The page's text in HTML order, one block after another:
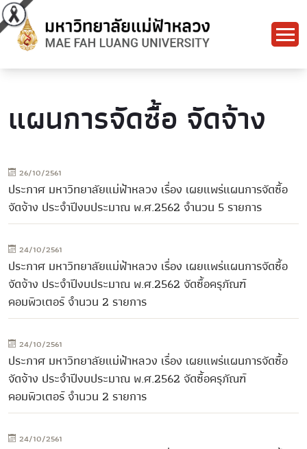
แผนการจัดซื้อ จัดจ้าง
26/10/2561
ประกาศ มหาวิทยาลัยแม่ฟ้าหลวง เรื่อง เผยแพร่แผนการจัดซื้อ
จัดจ้าง ประจำปีงบประมาณ พ.ศ.2562 จำนวน 5 รายการ
24/10/2561
ประกาศ มหาวิทยาลัยแม่ฟ้าหลวง เรื่อง เผยแพร่แผนการจัดซื้อ
จัดจ้าง ประจำปีงบประมาณ พ.ศ.2562 จัดซื้อครุภัณฑ์
คอมพิวเตอร์ จำนวน 2 รายการ
24/10/2561
ประกาศ มหาวิทยาลัยแม่ฟ้าหลวง เรื่อง เผยแพร่แผนการจัดซื้อ
จัดจ้าง ประจำปีงบประมาณ พ.ศ.2562 จัดซื้อครุภัณฑ์
คอมพิวเตอร์ จำนวน 2 รายการ
24/10/2561